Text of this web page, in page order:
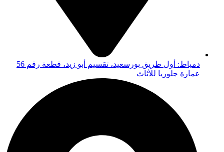
دمياط: أول طريق بورسعيد، تقسيم أبو زيد، قطعة رقم 56
عمارة جلوريا للأثاث